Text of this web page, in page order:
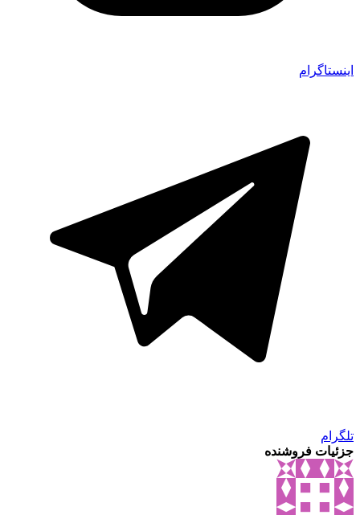
اینستاگرام
تلگرام
جزئیات فروشنده